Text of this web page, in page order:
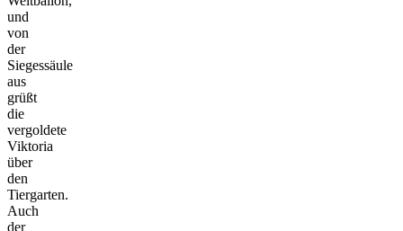
und
von
der
Siegessäule
aus
grüßt
die
vergoldete
Viktoria
über
den
Tiergarten.
Auch
der